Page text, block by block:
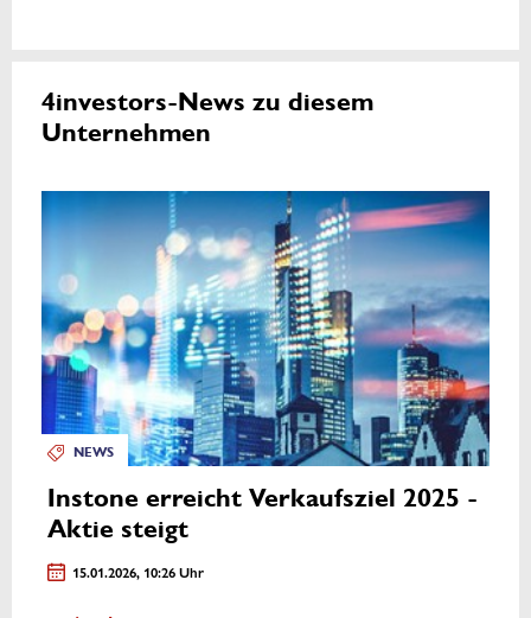
4investors-News zu diesem
Unternehmen
NEWS
Instone erreicht Verkaufsziel 2025 -
Aktie steigt
15.01.2026, 10:26 Uhr